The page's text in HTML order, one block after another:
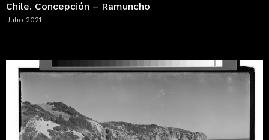
Chile. Concepción – Ramuncho
Julio 2021